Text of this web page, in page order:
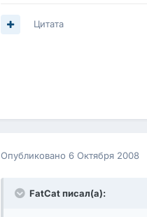
Цитата
Опубликовано 6 Октября 2008
FatCat писал(а):